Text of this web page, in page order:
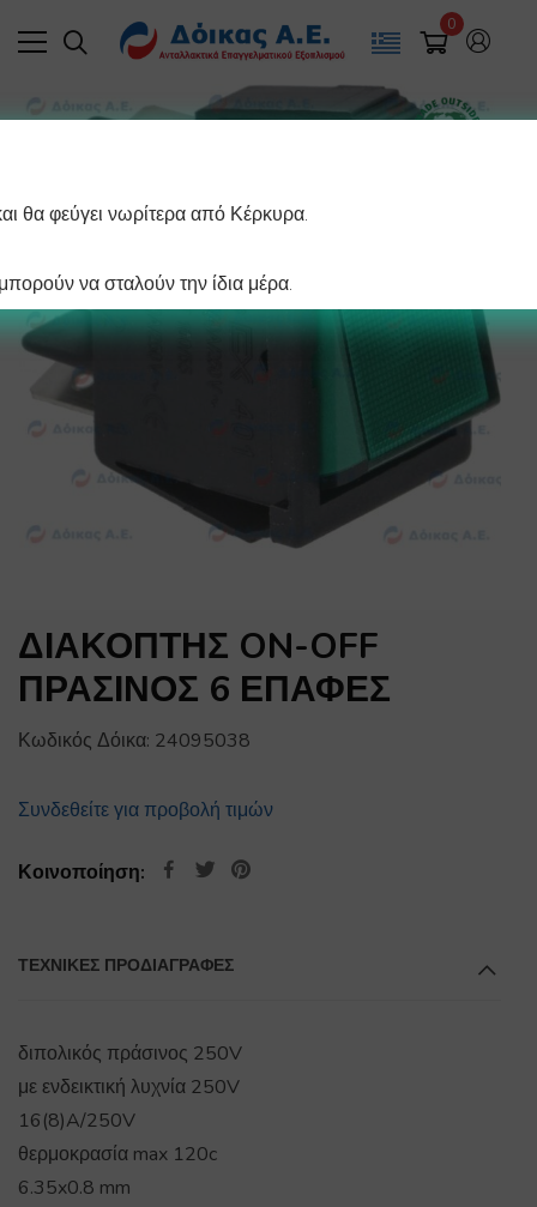
0
ΔΙΑΚΟΠΤΗΣ ON-OFF
ΠΡΑΣΙΝΟΣ 6 ΕΠΑΦΕΣ
Κωδικός Δόικα: 24095038
Συνδεθείτε για προβολή τιμών
Κοινοποίηση:
ΤΕΧΝΙΚΕΣ ΠΡΟΔΙΑΓΡΑΦΕΣ
διπολικός πράσινος 250V
με ενδεικτική λυχνία 250V
16(8)A/250V
θερμοκρασία max 120c
6.35x0.8 mm
θα φεύγει νωρίτερα από Κέρκυρα.
να σταλούν την ίδια μέρα.